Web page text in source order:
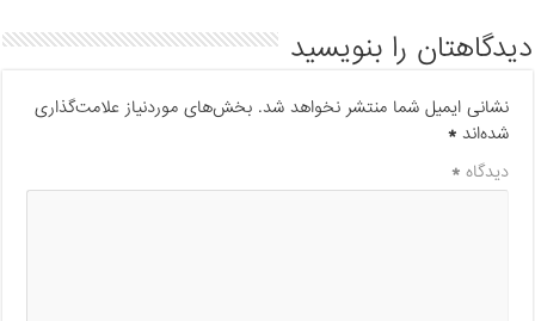
دیدگاهتان را بنویسید
نشانی ایمیل شما منتشر نخواهد شد. بخش‌های موردنیاز علامت‌گذاری
شده‌اند*
دیدگاه*